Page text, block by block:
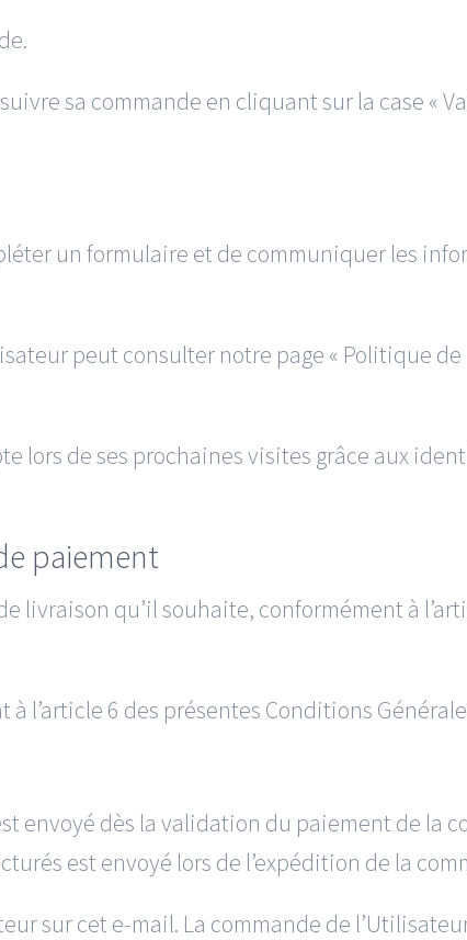
sa commande en cliquant sur la case «
un formulaire et de communiquer les
peut consulter notre page « Politique de
lors de ses prochaines visites grâce aux
paiement
livraison qu’il souhaite, conformément à
l’article 6 des présentes Conditions
envoyé dès la validation du paiement de la
est envoyé lors de l’expédition de la
sur cet e-mail. La commande de